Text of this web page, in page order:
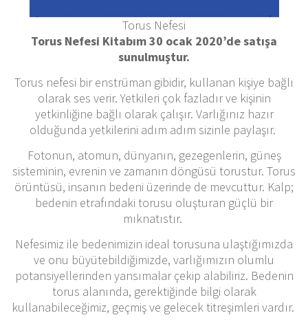
Torus Nefesi
Torus Nefesi Kitabım 30 ocak 2020’de satışa
sunulmuştur.
Torus nefesi bir enstrüman gibidir, kullanan kişiye bağlı
olarak ses verir. Yetkileri çok fazladır ve kişinin
yetkinliğine bağlı olarak çalışır. Varlığınız hazır
olduğunda yetkilerini adım adım sizinle paylaşır.
Fotonun, atomun, dünyanın, gezegenlerin, güneş
sisteminin, evrenin ve zamanın döngüsü torustur. Torus
örüntüsü, insanın bedeni üzerinde de mevcuttur. Kalp;
bedenin etrafındaki torusu oluşturan güçlü bir
mıknatıstır.
Nefesimiz ile bedenimizin ideal torusuna ulaştığımızda
ve onu büyütebildiğimizde, varlığımızın olumlu
potansiyellerinden yansımalar çekip alabiliriz. Bedenin
torus alanında, gerektiğinde bilgi olarak
kullanabileceğimiz, geçmiş ve gelecek titreşimleri vardır.